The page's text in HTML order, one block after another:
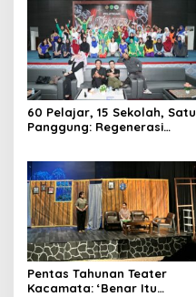
60 Pelajar, 15 Sekolah, Satu
Panggung: Regenerasi
Pentas Tahunan Teater
Kacamata: ‘Benar Itu